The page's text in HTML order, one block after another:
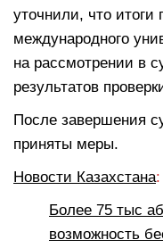
уточнили, что итоги
международного
на рассмотрении в
результатов
После завершения
приняты меры.
Новости Казахстана:
Более 75 тыс
возможность